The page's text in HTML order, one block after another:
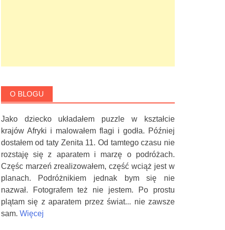
O BLOGU
Jako dziecko układałem puzzle w kształcie
krajów Afryki i malowałem flagi i godła. Później
dostałem od taty Zenita 11. Od tamtego czasu nie
rozstaję się z aparatem i marzę o podróżach.
Częśc marzeń zrealizowałem, część wciąż jest w
planach. Podróżnikiem jednak bym się nie
nazwał. Fotografem też nie jestem. Po prostu
plątam się z aparatem przez świat... nie zawsze
sam. Więcej